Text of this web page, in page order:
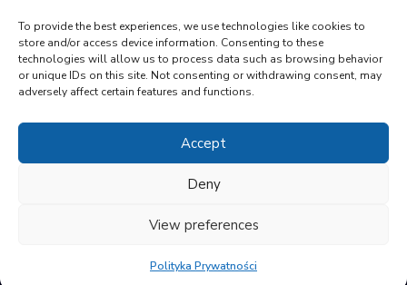
To provide the best experiences, we use technologies like cookies to
store and/or access device information. Consenting to these
technologies will allow us to process data such as browsing behavior
or unique IDs on this site. Not consenting or withdrawing consent, may
adversely affect certain features and functions.
Accept
Deny
View preferences
Polityka Prywatności
BIP
Sygnaliści
© 2024 Polish Space Agency